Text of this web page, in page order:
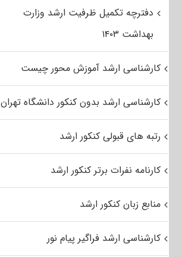
دفترچه تکمیل ظرفیت ارشد وزارت
بهداشت ۱۴۰۳
کارشناسی ارشد آموزش محور چیست
کارشناسی ارشد بدون کنکور دانشگاه تهران
رتبه های قبولی کنکور ارشد
کارنامه نفرات برتر کنکور ارشد
منابع زبان کنکور ارشد
کارشناسی ارشد فراگیر پیام نور